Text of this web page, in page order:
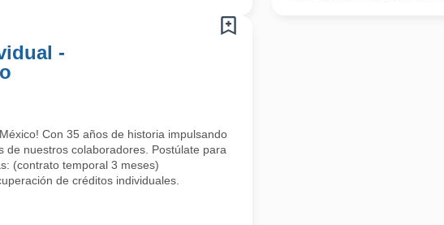
-
Con 35 años de historia impulsando
de nuestros colaboradores. Postúlate para
(contrato temporal 3 meses)
de créditos individuales.